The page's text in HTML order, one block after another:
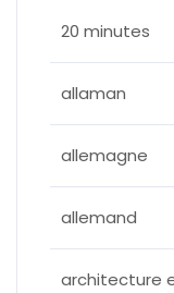
20 minutes
allaman
allemagne
allemand
architecture